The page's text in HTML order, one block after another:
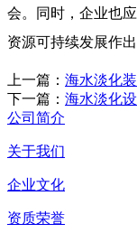
会。同时，企业也
资源可持续发展作出
上一篇： 海水淡化
下一篇： 海水淡化
公司简介
关于我们
企业文化
资质荣誉